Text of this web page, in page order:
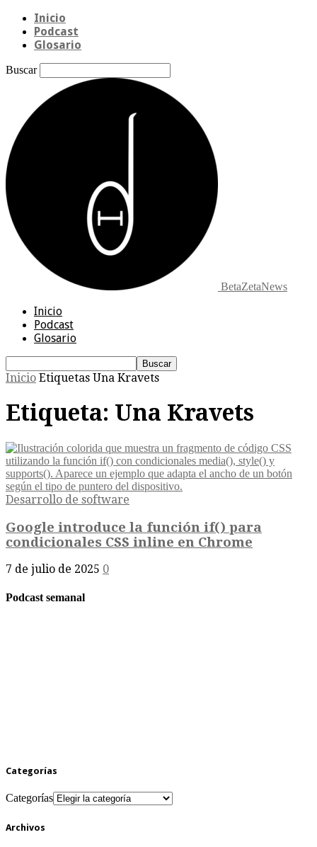
Inicio
Podcast
Glosario
Buscar
BetaZetaNews
Inicio
Podcast
Glosario
Inicio Etiquetas Una Kravets
Etiqueta: Una Kravets
Desarrollo de software
Google introduce la función if() para
condicionales CSS inline en Chrome
7 de julio de 2025 0
Podcast semanal
Categorías
Categorías
Archivos